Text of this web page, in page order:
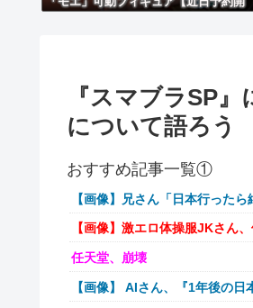
『スマブラSP
について語ろう
おすすめ記事一覧①
【画像】兄さん「日本行った
【画像】激エロ体操服JKさん
任天堂、崩壊
【画像】 AIさん、『1年後の